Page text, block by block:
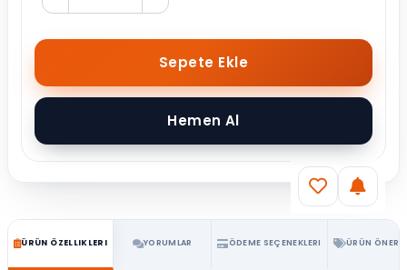
ÜRÜN ÖZELLIKLERI YORUMLAR ÖDEME SEÇENEKLERI ÜRÜN